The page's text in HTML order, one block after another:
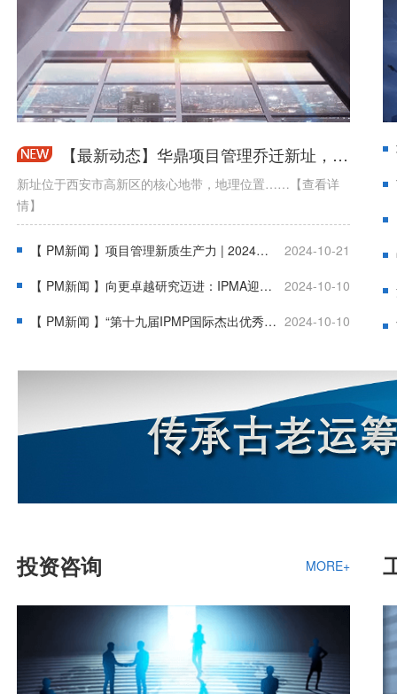
【最新动态】华鼎项目管理乔迁新址，开启发展新篇章
新址位于西安市高新区的核心地带，地理位置……【查看详
情】
【 PM新闻 】项目管理新质生产力 | 2024中国项目管理大会在大连成功召开
2024-10-21
【 PM新闻 】向更卓越研究迈进：IPMA迎来新的全球研究委员会
2024-10-10
【 PM新闻 】“第十九届IPMP国际杰出优秀项目经理大奖”评选结果揭晓 2024-10-10
投资咨询 MORE+